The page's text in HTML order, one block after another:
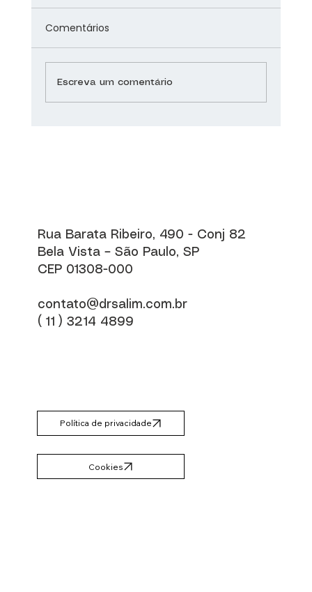
Rua Barata Ribeiro, 490 - Conj 82
Bela Vista – São Paulo, SP
CEP 01308-000
contato@drsalim.com.br
( 11 ) 3214 4899
Cookies
Política de privacidade
Comentários
Escreva um comentário